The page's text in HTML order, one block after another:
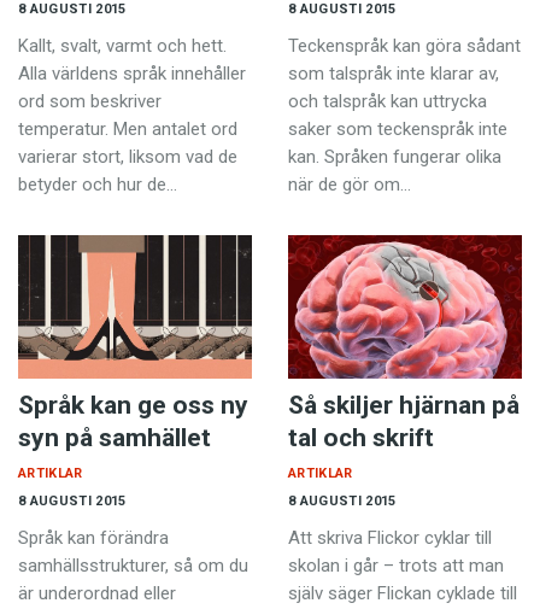
8 AUGUSTI 2015
Kallt, svalt, varmt och hett.
Alla världens språk innehåller
ord som beskriver
temperatur. Men antalet ord
varierar stort, liksom vad de
betyder och hur de…
8 AUGUSTI 2015
Teckenspråk kan göra sådant
som talspråk inte klarar av,
och talspråk kan uttrycka
saker som teckenspråk inte
kan. Språken fungerar olika
när de gör om…
Språk kan ge oss ny
syn på samhället
8 AUGUSTI 2015
ARTIKLAR
Språk kan förändra
samhällsstrukturer, så om du
är underordnad eller
Så skiljer hjärnan på
tal och skrift
8 AUGUSTI 2015
ARTIKLAR
Att skriva Flickor cyklar till
skolan i går – trots att man
själv säger Flickan cyklade till